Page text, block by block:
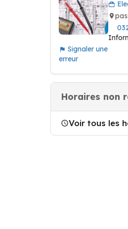
Signaler une
erreur
Horaires non
Voir tous les